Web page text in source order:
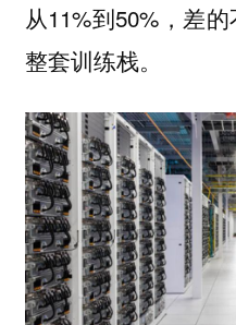
从11%到50%，差
整套训练栈。